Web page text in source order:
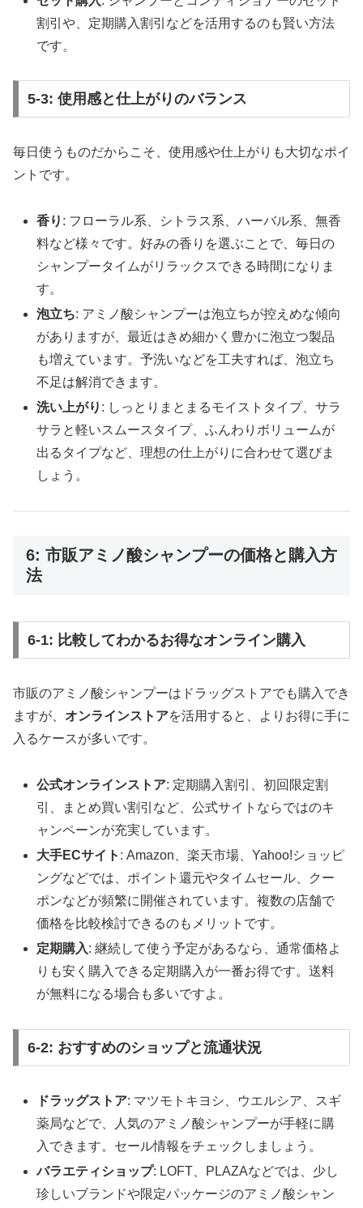
割引や、定期購入割引などを活用するのも賢い方法
です。
5-3: 使用感と仕上がりのバランス
毎日使うものだからこそ、使用感や仕上がりも大切なポイ
ントです。
香り : フローラル系、シトラス系、ハーバル系、無香
料など様々です。好みの香りを選ぶことで、毎日の
シャンプータイムがリラックスできる時間になりま
す。
泡立ち: アミノ酸シャンプーは泡立ちが控えめな傾向
がありますが、最近はきめ細かく豊かに泡立つ製品
も増えています。予洗いなどを工夫すれば、泡立ち
不足は解消できます。
洗い上がり : しっとりまとまるモイストタイプ、サラ
サラと軽いスムースタイプ、ふんわりボリュームが
出るタイプなど、理想の仕上がりに合わせて選びま
しょう。
6: 市販アミノ酸シャンプーの価格と購入方
法
6-1: 比較してわかるお得なオンライン購入
市販のアミノ酸シャンプーはドラッグストアでも購入でき
ますが、 オンラインストアを活用すると、よりお得に手に
入るケースが多いです。
公式オンラインストア: 定期購入割引、初回限定割
引、まとめ買い割引など、公式サイトならではのキ
ャンペーンが充実しています。
大手ECサイト : Amazon、楽天市場、Yahoo!ショッピ
ングなどでは、ポイント還元やタイムセール、クー
ポンなどが頻繁に開催されています。複数の店舗で
価格を比較検討できるのもメリットです。
定期購入: 継続して使う予定があるなら、通常価格よ
りも安く購入できる定期購入が一番お得です。送料
が無料になる場合も多いですよ。
6-2: おすすめのショップと流通状況
ドラッグストア: マツモトキヨシ、ウエルシア、スギ
薬局などで、人気のアミノ酸シャンプーが手軽に購
入できます。セール情報をチェックしましょう。
バラエティショップ: LOFT、PLAZAなどでは、少し
珍しいブランドや限定パッケージのアミノ酸シャン